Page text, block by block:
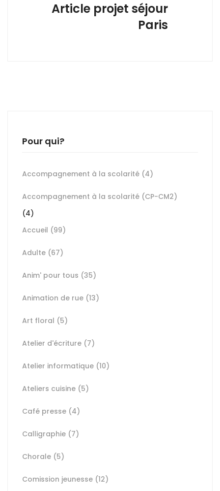
Article projet séjour
Paris
Pour qui?
Accompagnement à la scolarité (4)
Accompagnement à la scolarité (CP-CM2)
(4)
Accueil (99)
Adulte (67)
Anim' pour tous (35)
Animation de rue (13)
Art floral (5)
Atelier d'écriture (7)
Atelier informatique (10)
Ateliers cuisine (5)
Café presse (4)
Calligraphie (7)
Chorale (5)
Comission jeunesse (12)